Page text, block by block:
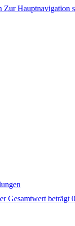
Zur Hauptnavigation
Gesamtwert beträgt